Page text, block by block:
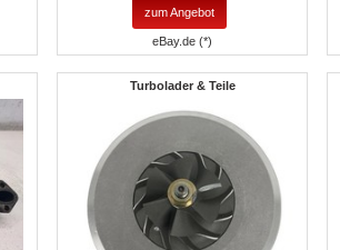
zum Angebot
eBay.de (*)
Turbolader & Teile